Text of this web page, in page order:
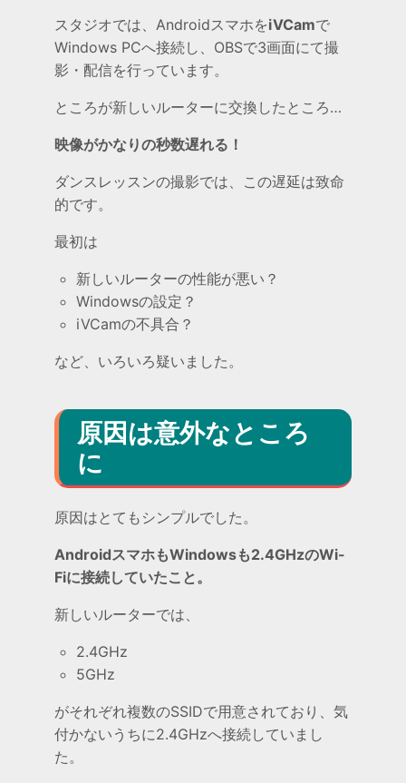
スタジオでは、AndroidスマホをiVCamで
Windows PCへ接続し、OBSで3画面にて撮
影・配信を行っています。
ところが新しいルーターに交換したところ…
映像がかなりの秒数遅れる！
ダンスレッスンの撮影では、この遅延は致命
的です。
最初は
新しいルーターの性能が悪い？
Windowsの設定？
iVCamの不具合？
など、いろいろ疑いました。
原因は意外なところ
に
原因はとてもシンプルでした。
AndroidスマホもWindowsも2.4GHzのWi-
Fiに接続していたこと。
新しいルーターでは、
2.4GHz
5GHz
がそれぞれ複数のSSIDで用意されており、気
付かないうちに2.4GHzへ接続していまし
た。